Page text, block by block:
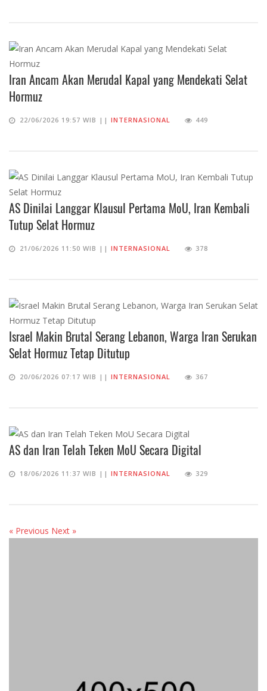
Iran Ancam Akan Merudal Kapal yang Mendekati Selat
Hormuz
22/06/2026 19:57 WIB || INTERNASIONAL 449
AS Dinilai Langgar Klausul Pertama MoU, Iran Kembali
Tutup Selat Hormuz
21/06/2026 11:50 WIB || INTERNASIONAL 378
Israel Makin Brutal Serang Lebanon, Warga Iran Serukan
Selat Hormuz Tetap Ditutup
20/06/2026 07:17 WIB || INTERNASIONAL 367
AS dan Iran Telah Teken MoU Secara Digital
18/06/2026 11:37 WIB || INTERNASIONAL 329
« Previous Next »